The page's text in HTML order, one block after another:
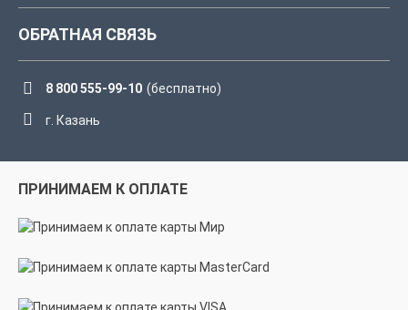
ОБРАТНАЯ СВЯЗЬ
8 800 555-99-10 (бесплатно)
г. Казань
ПРИНИМАЕМ К ОПЛАТЕ